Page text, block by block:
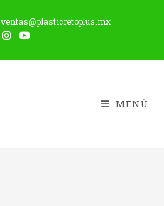
ventas@plasticretoplus.mx
MENÚ